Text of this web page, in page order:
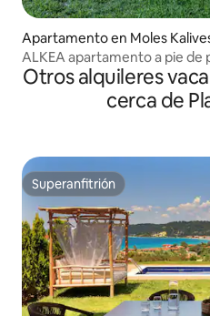
Apartamento en Moles
ALKEA apartamento a pie de
Otros alquileres
cerca de
Superanfitrión
Superanfitrión